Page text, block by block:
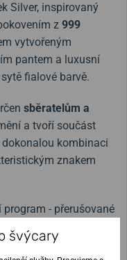
Silver, inspirovaný
z 999
vytvořeným
pantem a luxusní
fialové barvě.
sběratelům a
a tvoří součást
dokonalou kombinaci
znakem
program - přerušované
švýcary